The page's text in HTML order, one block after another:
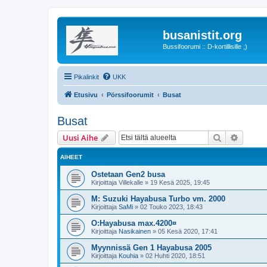
busanistit.org
Bussifoorumi :: D-kortillisille ;)
Pikalinkit UKK
Etusivu Pörssifoorumit Busat
Busat
Uusi Aihe Etsi
AIHEET
Ostetaan Gen2 busa
Kirjoittaja Villekalle » 19 Kesä 2025, 19:45
M: Suzuki Hayabusa Turbo vm. 2000
Kirjoittaja SaMi » 02 Touko 2023, 18:43
O:Hayabusa max.4200¤
Kirjoittaja Nasikainen » 05 Kesä 2020, 17:41
Myynnissä Gen 1 Hayabusa 2005
Kirjoittaja Kouhia » 02 Huhti 2020, 18:51